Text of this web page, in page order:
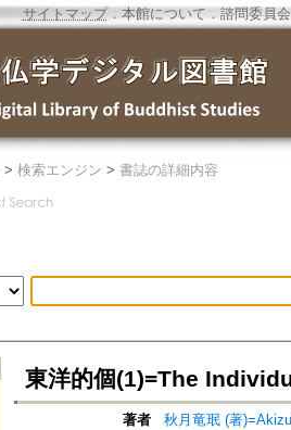
サイトマップ．本館について ． 諮問委員会
> 検索エンジン > 書誌の詳細内容
東洋的個(1)=The
著者
秋月竜珉 (著